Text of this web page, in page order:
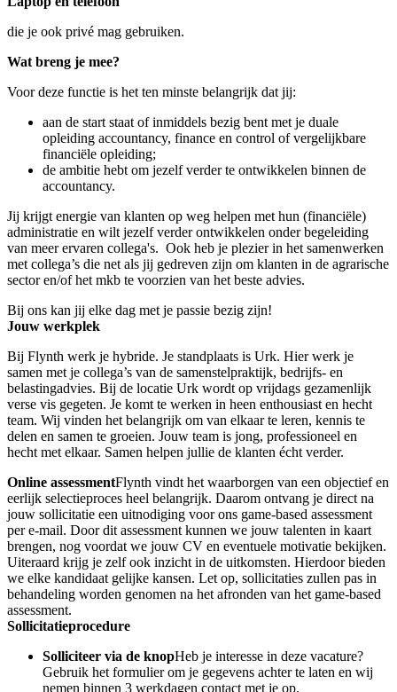
die je ook privé mag gebruiken.
Wat breng je mee?
Voor deze functie is het ten minste belangrijk dat jij:
aan de start staat of inmiddels bezig bent met je duale
opleiding accountancy, finance en control of vergelijkbare
financiële opleiding;
de ambitie hebt om jezelf verder te ontwikkelen binnen de
accountancy.
Jij krijgt energie van klanten op weg helpen met hun (financiële)
administratie en wilt jezelf verder ontwikkelen onder begeleiding
van meer ervaren collega's. Ook heb je plezier in het samenwerken
met collega’s die net als jij gedreven zijn om klanten in de agrarische
sector en/of het mkb te voorzien van het beste advies.
Bij ons kan jij elke dag met je passie bezig zijn!
Jouw werkplek
Bij Flynth werk je hybride. Je standplaats is Urk. Hier werk je
samen met je collega’s van de samenstelpraktijk, bedrijfs- en
belastingadvies. Bij de locatie Urk wordt op vrijdags gezamenlijk
verse vis gegeten. Je komt te werken in heen enthousiast en hecht
team. Wij vinden het belangrijk om van elkaar te leren, kennis te
delen en samen te groeien. Jouw team is jong, professioneel en
hecht met elkaar. Samen helpen jullie de klanten écht verder.
Online assessmentFlynth vindt het waarborgen van een objectief en
eerlijk selectieproces heel belangrijk. Daarom ontvang je direct na
jouw sollicitatie een uitnodiging voor ons game-based assessment
per e-mail. Door dit assessment kunnen we jouw talenten in kaart
brengen, nog voordat we jouw CV en eventuele motivatie bekijken.
Uiteraard krijg je zelf ook inzicht in de uitkomsten. Hierdoor bieden
we elke kandidaat gelijke kansen. Let op, sollicitaties zullen pas in
behandeling worden genomen na het afronden van het game-based
assessment.
Sollicitatieprocedure
Solliciteer via de knopHeb je interesse in deze vacature?
Gebruik het formulier om je gegevens achter te laten en wij
nemen binnen 3 werkdagen contact met je op.